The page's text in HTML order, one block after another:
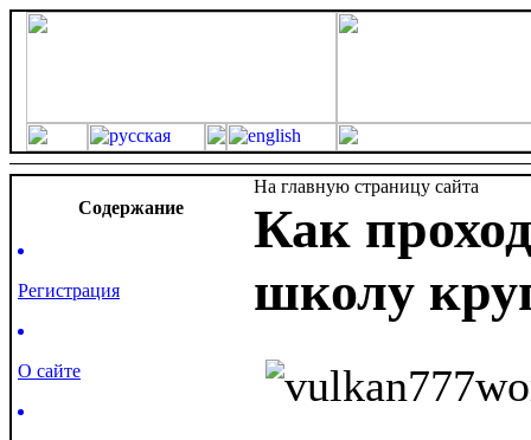
Cодержание
Регистрация
О сайте
На главную страницу сайта
Как
школу